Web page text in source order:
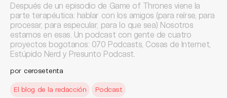
Después de un episodio de Game of Thrones viene la
parte terapéutica: hablar con los amigos (para reírse, para
procesar, para especular, para lo que sea) Nosotros
estamos en esas. Un podcast con gente de cuatro
proyectos bogotanos: 070 Podcasts, Cosas de Internet,
Estúpido Nerd y Presunto Podcast.
por cerosetenta
El blog de la redacción Podcast